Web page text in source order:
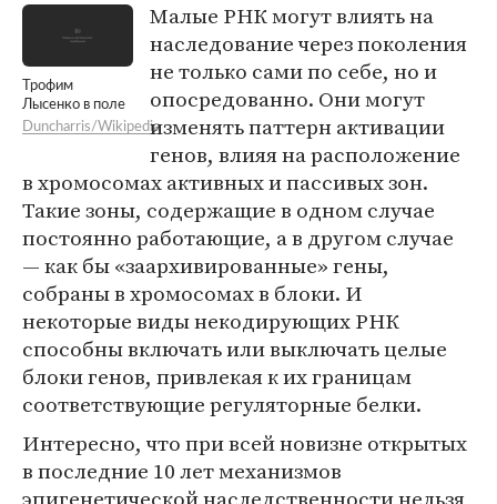
Трофим
Лысенко в поле
Duncharris/Wikipedia
Малые РНК могут влиять на
наследование через поколения
не только сами по себе, но и
опосредованно. Они могут
изменять паттерн активации
генов, влияя на расположение
в хромосомах активных и пассивых зон.
Такие зоны, содержащие в одном случае
постоянно работающие, а в другом случае
— как бы «заархивированные» гены,
собраны в хромосомах в блоки. И
некоторые виды некодирующих РНК
способны включать или выключать целые
блоки генов, привлекая к их границам
соответствующие регуляторные белки.
Интересно, что при всей новизне открытых
в последние 10 лет механизмов